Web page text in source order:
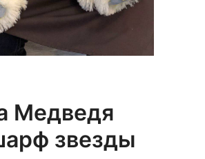
Медведя
звезды